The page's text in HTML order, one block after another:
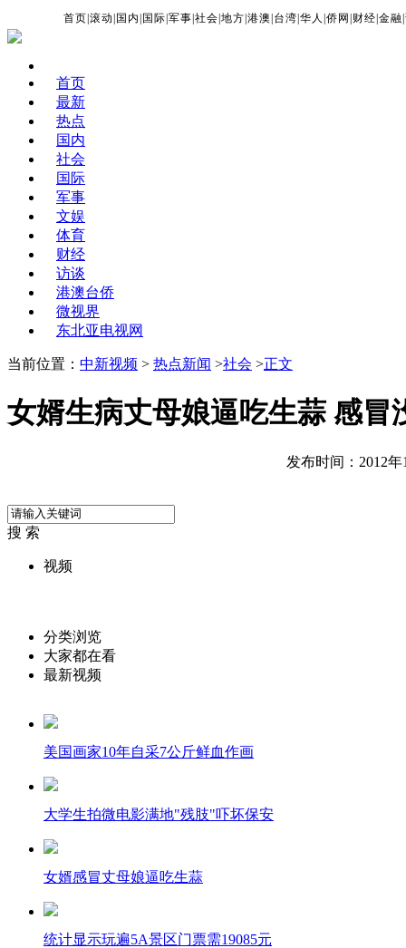
首页 |滚动 国内 国际 |军事 |社会 |地方 |港澳 台湾 |华人 |侨网 财经 |金融 |
首页
最新
热点
国内
社会
国际
军事
文娱
体育
财经
访谈
港澳台侨
微视界
东北亚电视网
当前位置： 中新视频 > 热点新闻 >社会 >正文
女婿生病丈母娘逼吃生蒜 感冒
发布时间：2012年
搜 索
视频
分类浏览
大家都在看
最新视频
美国画家10年自采7公斤鲜血作画
大学生拍微电影满地"残肢"吓坏保安
女婿感冒丈母娘逼吃生蒜
统计显示玩遍5A景区门票需19085元